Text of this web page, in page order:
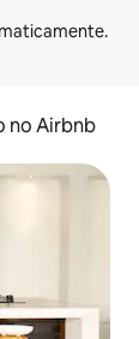
no Airbnb